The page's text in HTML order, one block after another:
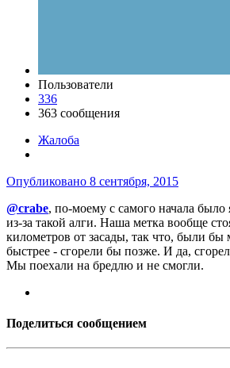
Пользователи
336
363 сообщения
Жалоба
Опубликовано 8 сентября, 2015
@crabe, по-моему с самого начала было
из-за такой алги. Наша метка вообще
километров от засады, так что, были бы
быстрее - сгорели бы позже. И да,
Мы поехали на бредлю и не смогли.
Поделиться сообщением